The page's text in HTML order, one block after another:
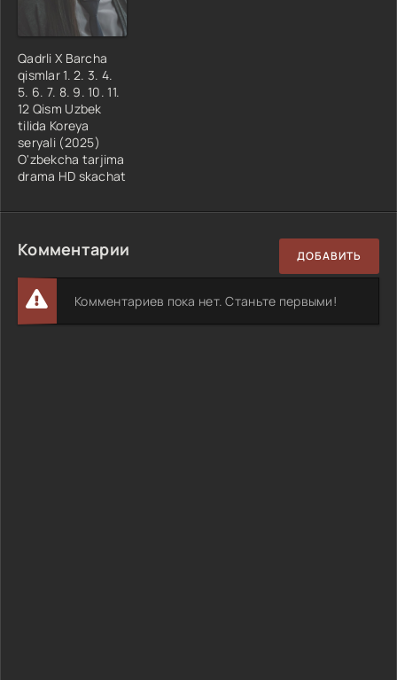
Qadrli X Barcha
qismlar 1. 2. 3. 4.
5. 6. 7. 8. 9. 10. 11.
12 Qism Uzbek
tilida Koreya
seryali (2025)
O'zbekcha tarjima
drama HD skachat
Комментарии ДОБАВИТЬ
Комментариев пока нет. Станьте первыми!